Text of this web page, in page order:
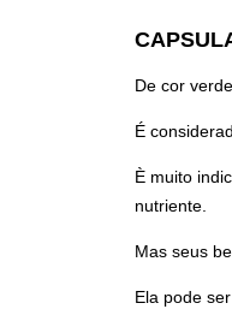
De cor
É
È muito
nutriente.
Mas seus
Ela pode